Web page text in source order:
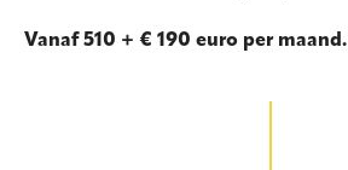
Vanaf 510 + € 190 euro per maand.